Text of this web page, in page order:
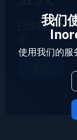
已经有账号了
我们
使用我们的服